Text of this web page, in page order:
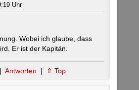
Uhr
Wobei ich glaube, dass
Er ist der Kapitän.
| Antworten | ⇑ Top